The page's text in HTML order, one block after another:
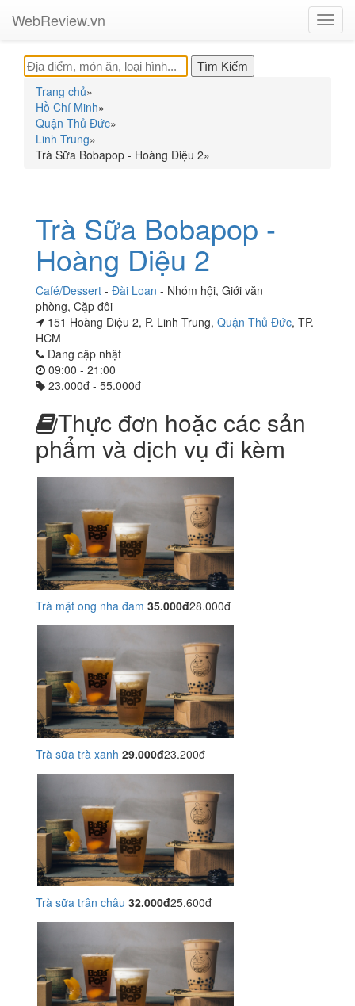
WebReview.vn
Trang chủ»
Hồ Chí Minh»
Quận Thủ Đức»
Linh Trung»
Trà Sữa Bobapop - Hoàng Diệu 2»
Trà Sữa Bobapop -
Hoàng Diệu 2
Café/Dessert - Đài Loan - Nhóm hội, Giới văn
phòng, Cặp đôi
151 Hoàng Diệu 2, P. Linh Trung, Quận Thủ Đức, TP.
HCM
Đang cập nhật
09:00 - 21:00
23.000đ - 55.000đ
Thực đơn hoặc các sản
phẩm và dịch vụ đi kèm
Trà mật ong nha đam 35.000đ28.000đ
Trà sữa trà xanh 29.000đ23.200đ
Trà sữa trân châu 32.000đ25.600đ